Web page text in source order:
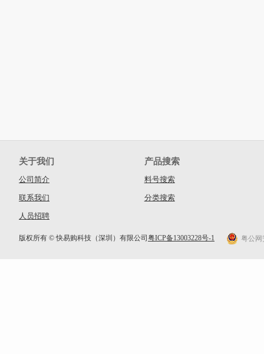
关于我们
公司简介
联系我们
人员招聘
产品搜索
料号搜索
分类搜索
版权所有 © 快易购科技（深圳）有限公司 粤ICP备13003228号-1 粤公网